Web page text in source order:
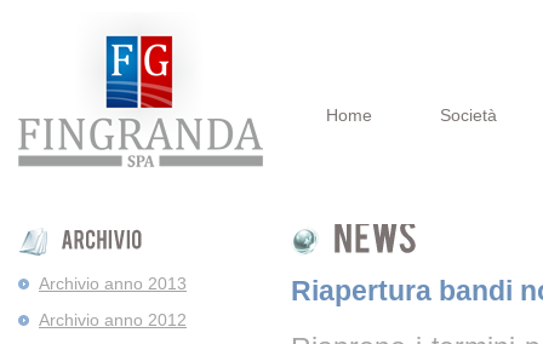
Home Società
Archivio anno 2013
Archivio anno 2012
Riapertura bandi